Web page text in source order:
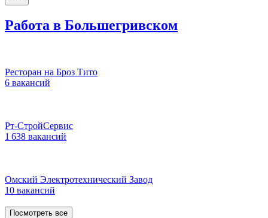
Работа в Большегривском
Ресторан на Броз Тито
6 вакансий
Рт-СтройСервис
1 638 вакансий
Омский Электротехнический Завод
10 вакансий
Посмотреть все